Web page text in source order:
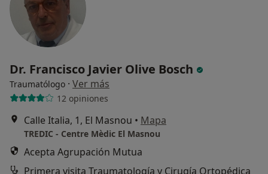
Dr. Francisco Javier Olive Bosch
Traumatólogo · Ver más
12 opiniones
Calle Italia, 1, El Masnou • Mapa
TREDIC - Centre Mèdic El Masnou
Acepta Agrupación Mutua
Primera visita Traumatología y Cirugía Ortopédica